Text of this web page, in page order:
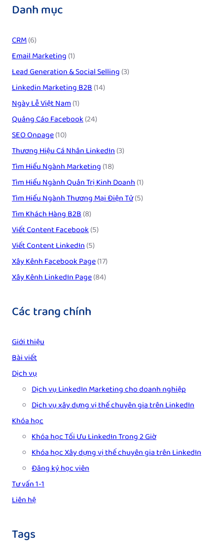
Danh mục
CRM(6)
Email Marketing(1)
Lead Generation & Social Selling(3)
Linkedin Marketing B2B(14)
Ngày Lễ Việt Nam(1)
Quảng Cáo Facebook(24)
SEO Onpage(10)
Thương Hiệu Cá Nhân LinkedIn(3)
Tìm Hiểu Ngành Marketing(18)
Tìm Hiểu Ngành Quản Trị Kinh Doanh(1)
Tìm Hiểu Ngành Thương Mại Điện Tử(5)
Tìm Khách Hàng B2B(8)
Viết Content Facebook(5)
Viết Content LinkedIn(5)
Xây Kênh Facebook Page(17)
Xây Kênh LinkedIn Page(84)
Các trang chính
Giới thiệu
Bài viết
Dịch vụ
Dịch vụ LinkedIn Marketing cho doanh nghiệp
Dịch vụ xây dựng vị thế chuyên gia trên LinkedIn
Khóa học
Khóa học Tối Ưu LinkedIn Trong 2 Giờ
Khóa học Xây dựng vị thế chuyên gia trên LinkedIn
Đăng ký học viên
Tư vấn 1-1
Liên hệ
Tags